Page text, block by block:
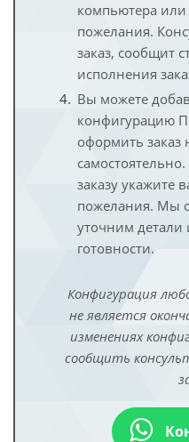
компьютера
пожелания.
заказ, сообщит
исполнения
Вы можете
конфигурацию
оформить заказ
заказу укажите
пожелания. Мы
уточним
готовности.
Конфигурация
не является
изменениях
сообщить